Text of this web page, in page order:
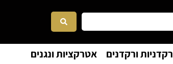
רקדניות ורקדנים אטרקציות ונגנים